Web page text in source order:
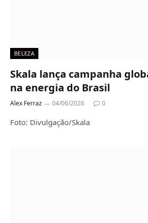
BELEZA
Skala lança campanha
na energia do Brasil
Alex Ferraz 04/06/2026 0
Foto: Divulgação/Skala